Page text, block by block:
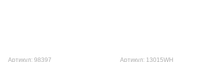
Артикул: 98397 Артикул: 13015WH